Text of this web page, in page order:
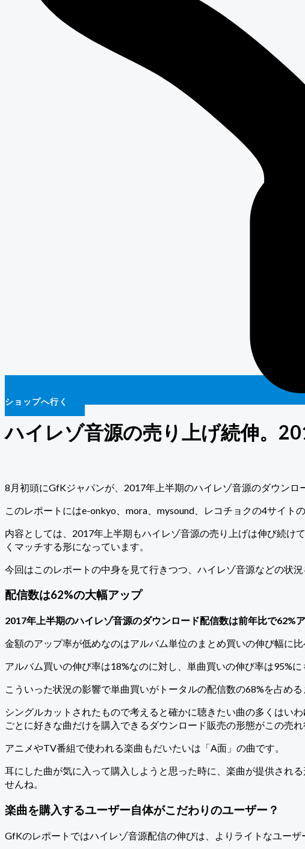
ショップへ行く
ハイレゾ音源の売り上げ続伸。
8月初頭にGfKジャパンが、2017年上半期のハイレゾ音源のダウン
このレポートにはe-onkyo、mora、mysound、レコチョクの4サイト
内容としては、2017年上半期もハイレゾ音源の売り上げは伸び続け
くマッチする形になっています。
今回はこのレポートの中身を見て行きつつ、ハイレゾ音源などの状況
配信数は62%の大幅アップ
2017年上半期のハイレゾ音源のダウンロード配信数は前年比で62%
金額のアップ率が低めなのはアルバム単位のまとめ買いの伸び幅に
アルバム買いの伸び率は18%なのに対し、単曲買いの伸び率は95%に
こういった状況の影響で単曲買いがトータルの配信数の68%を占め
シングルカットされたもので考えると確かに聴きたい曲の多くはい
ごとに好きな曲だけを購入できるダウンロード販売の形態がこの売
アニメやTV番組で使われる楽曲もだいたいは「A面」の曲です。
耳にした曲が気に入って購入しようと思った時に、楽曲が提供され
せんね。
楽曲を購入するユーザー自体がこだわりのユーザー？
GfKのレポートではハイレゾ音源配信の伸びは、よりライトなユー